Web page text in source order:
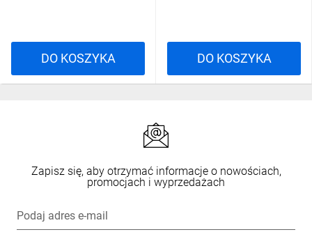
DO KOSZYKA DO KOSZYKA
Zapisz się, aby otrzymać informacje o nowościach,
promocjach i wyprzedażach
Podaj adres e-mail